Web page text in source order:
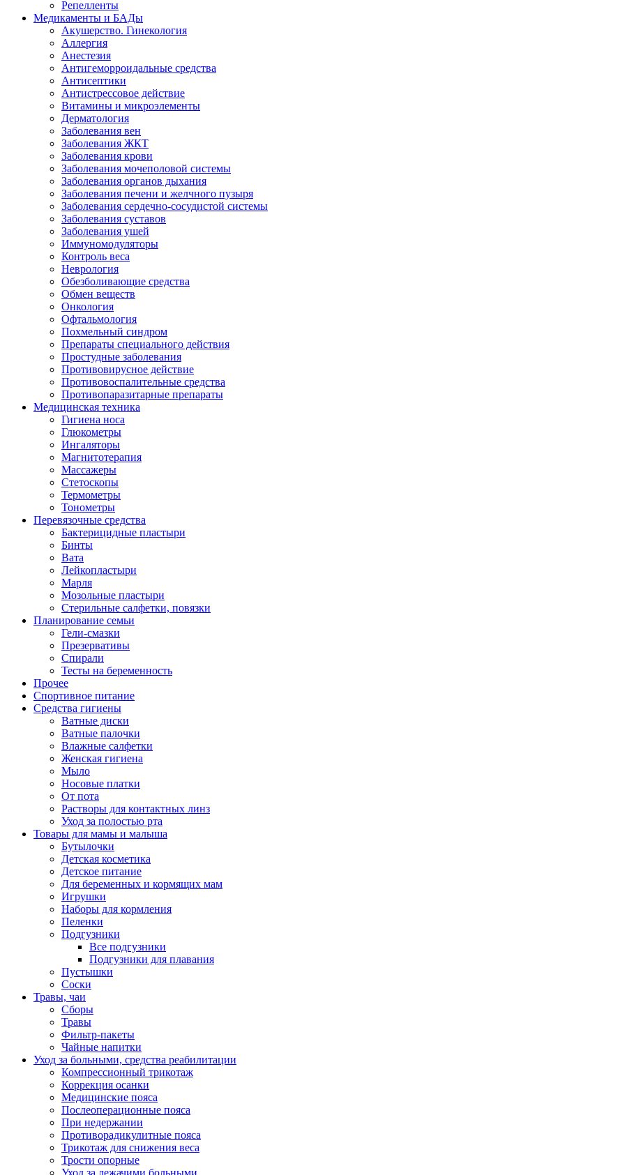
Репелленты
Медикаменты и БАДы
Акушерство. Гинекология
Аллергия
Анестезия
Антигеморроидальные средства
Антисептики
Антистрессовое действие
Витамины и микроэлементы
Дерматология
Заболевания вен
Заболевания ЖКТ
Заболевания крови
Заболевания мочеполовой системы
Заболевания органов дыхания
Заболевания печени и желчного пузыря
Заболевания сердечно-сосудистой системы
Заболевания суставов
Заболевания ушей
Иммуномодуляторы
Контроль веса
Неврология
Обезболивающие средства
Обмен веществ
Онкология
Офтальмология
Похмельный синдром
Препараты специального действия
Простудные заболевания
Противовирусное действие
Противовоспалительные средства
Противопаразитарные препараты
Медицинская техника
Гигиена носа
Глюкометры
Ингаляторы
Магнитотерапия
Массажеры
Стетоскопы
Термометры
Тонометры
Перевязочные средства
Бактерицидные пластыри
Бинты
Вата
Лейкопластыри
Марля
Мозольные пластыри
Стерильные салфетки, повязки
Планирование семьи
Гели-смазки
Презервативы
Спирали
Тесты на беременность
Прочее
Спортивное питание
Средства гигиены
Ватные диски
Ватные палочки
Влажные салфетки
Женская гигиена
Мыло
Носовые платки
От пота
Растворы для контактных линз
Уход за полостью рта
Товары для мамы и малыша
Бутылочки
Детская косметика
Детское питание
Для беременных и кормящих мам
Игрушки
Наборы для кормления
Пеленки
Подгузники
Все подгузники
Подгузники для плавания
Пустышки
Соски
Травы, чаи
Сборы
Травы
Фильтр-пакеты
Чайные напитки
Уход за больными, средства реабилитации
Компрессионный трикотаж
Коррекция осанки
Медицинские пояса
Послеоперационные пояса
При недержании
Противорадикулитные пояса
Трикотаж для снижения веса
Трости опорные
Уход за лежачими больными